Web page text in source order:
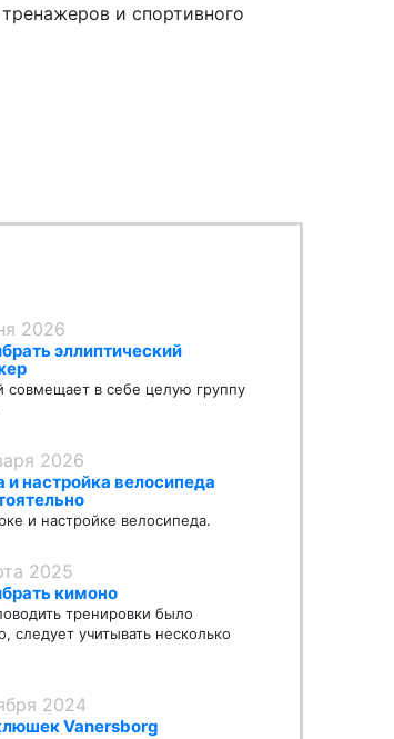
и спортивного
2026
эллиптический
совмещает в себе целую группу
2026
и настройка велосипеда
и настройке велосипеда.
2025
кимоно
тренировки было
следует учитывать несколько
2024
Vanersborg